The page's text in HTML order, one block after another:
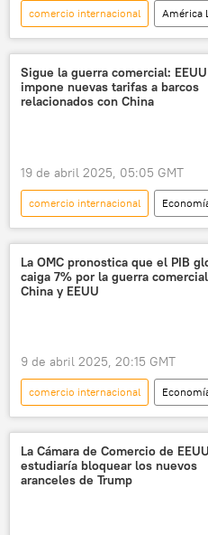
comercio internacional
América
México
Gobierno de
💬 Opinión y Análisis
Fondo Monetario Internacional (FMI)
comercio
Sigue la guerra comercial: EEUU
impone nuevas tarifas a barcos
relacionados con China
19 de abril 2025, 05:05 GMT
comercio internacional
China
comercio
La OMC pronostica que el PIB
caiga 7% por la guerra
China y EEUU
9 de abril 2025, 20:15 GMT
comercio internacional
EEUU
Organización Mundial del Comercio
📈 Mercados y finanzas
La Cámara de Comercio de EEUU
estudiaría bloquear los nuevos
aranceles de Trump